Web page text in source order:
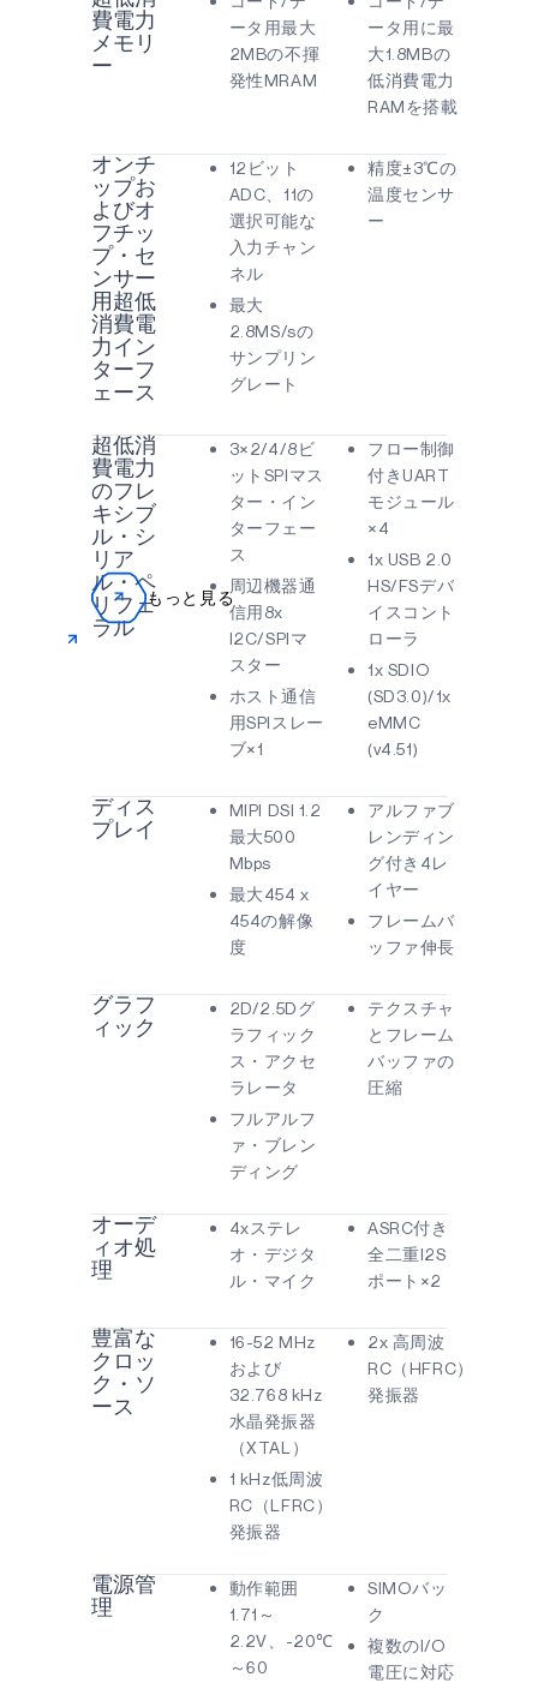
費電力
メモリ
ー
ータ用最大
2MBの不揮
発性MRAM
ータ用に最
大1.8MBの
低消費電力
RAMを搭載
オンチ
ップお
よびオ
フチッ
プ・セ
ンサー
用超低
消費電
力イン
ターフ
ェース
12ビット
ADC、11の
選択可能な
入力チャン
ネル
最大
2.8MS/sの
サンプリン
グレート
精度±3℃の
温度センサ
ー
超低消
費電力
のフレ
キシブ
ル・シ
リア
ル・ペ
リフェ
ラル
3×2/4/8ビ
ットSPIマス
ター・イン
ターフェー
ス
周辺機器通
信用8x
I2C/SPIマ
スター
ホスト通信
用SPIスレー
ブ×1
フロー制御
付きUART
モジュール
×4
1x USB 2.0
HS/FSデバ
イスコント
ローラ
1x SDIO
(SD3.0)/1x
eMMC
(v4.51)
ディス
プレイ
MIPI DSI 1.2
最大500
Mbps
最大454 x
454の解像
度
アルファブ
レンディン
グ付き4レ
イヤー
フレームバ
ッファ伸長
グラフ
ィック
2D/2.5Dグ
ラフィック
ス・アクセ
ラレータ
フルアルフ
ァ・ブレン
ディング
テクスチャ
とフレーム
バッファの
圧縮
オーデ
ィオ処
理
4xステレ
オ・デジタ
ル・マイク
ASRC付き
全二重I2S
ポート×2
豊富な
クロッ
ク・ソ
ース
16-52 MHz
および
32.768 kHz
水晶発振器
（XTAL）
1 kHz低周波
RC（LFRC）
発振器
2x 高周波
RC（HFRC）
発振器
電源管
理
動作範囲
1.71～
2.2V、-20℃
～60
SIMOバッ
ク
複数のI/O
電圧に対応
もっと見る